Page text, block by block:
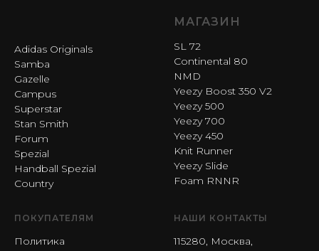
Adidas Originals
Samba
Gazelle
Campus
Superstar
Stan Smith
Forum
Spezial
Handball Spezial
Country
МАГАЗИН
SL 72
Continental 80
NMD
Yeezy Boost 350 V2
Yeezy 500
Yeezy 700
Yeezy 450
Knit Runner
Yeezy Slide
Foam RNNR
ПОКУПАТЕЛЯМ
Политика
НАШИ КОНТАКТЫ
115280, Москва,